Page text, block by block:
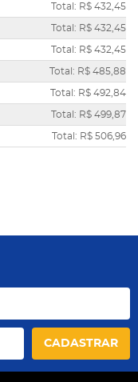
Total: R$ 432,45
Total: R$ 432,45
Total: R$ 432,45
Total: R$ 485,88
Total: R$ 492,84
Total: R$ 499,87
Total: R$ 506,96
CADASTRAR